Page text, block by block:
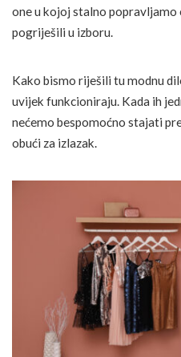
one u kojoj stalno popravljamo
pogriješili u izboru.
Kako bismo riješili tu modnu
uvijek funkcioniraju. Kada ih
nećemo bespomoćno stajati
obući za izlazak.